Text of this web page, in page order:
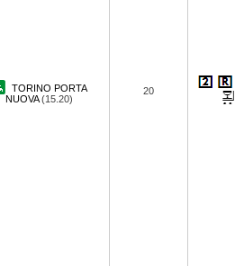
TORINO PORTA
NUOVA(15.20)
20